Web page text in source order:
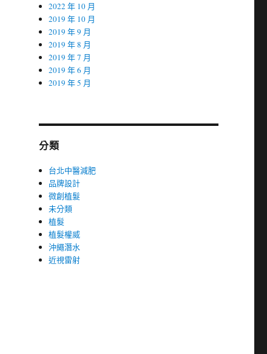
2022 年 10 月
2019 年 10 月
2019 年 9 月
2019 年 8 月
2019 年 7 月
2019 年 6 月
2019 年 5 月
分類
台北中醫減肥
品牌設計
微創植髮
未分類
植髮
植髮權威
沖繩潛水
近視雷射